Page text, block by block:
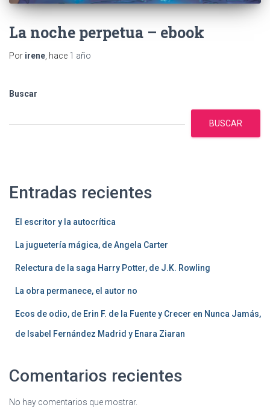
La noche perpetua – ebook
Por irene , hace 1 año
Buscar
BUSCAR
Entradas recientes
El escritor y la autocrítica
La juguetería mágica, de Angela Carter
Relectura de la saga Harry Potter, de J.K. Rowling
La obra permanece, el autor no
Ecos de odio, de Erin F. de la Fuente y Crecer en Nunca Jamás,
de Isabel Fernández Madrid y Enara Ziaran
Comentarios recientes
No hay comentarios que mostrar.